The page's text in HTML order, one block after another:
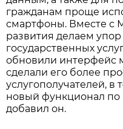
гражданам проще
смартфоны. Вместе с
развития делаем
государственных
обновили интерфейс
сделали его более
услугополучателей, в
новый функционал
добавил он.